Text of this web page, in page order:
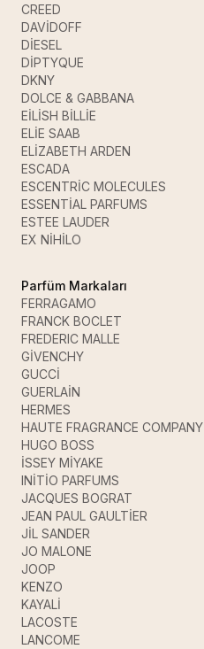
CREED
DAVİDOFF
DİESEL
DİPTYQUE
DKNY
DOLCE & GABBANA
EİLİSH BİLLİE
ELİE SAAB
ELİZABETH ARDEN
ESCADA
ESCENTRİC MOLECULES
ESSENTİAL PARFUMS
ESTEE LAUDER
EX NİHİLO
Parfüm Markaları
FERRAGAMO
FRANCK BOCLET
FREDERIC MALLE
GİVENCHY
GUCCİ
GUERLAİN
HERMES
HAUTE FRAGRANCE COMPANY
HUGO BOSS
İSSEY MİYAKE
INİTİO PARFUMS
JACQUES BOGRAT
JEAN PAUL GAULTİER
JİL SANDER
JO MALONE
JOOP
KENZO
KAYALİ
LACOSTE
LANCOME